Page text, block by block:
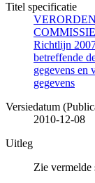
Titel specificatie
Richtlijn
betreffende
gegevens en
gegevens
Versiedatum
2010-12-08
Uitleg
Zie vermelde